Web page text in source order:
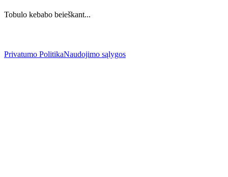
Tobulo kebabo beieškant...
Privatumo PolitikaNaudojimo sąlygos